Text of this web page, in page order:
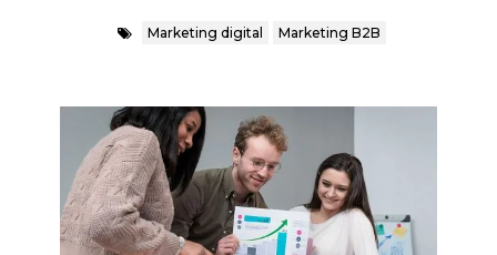
Marketing digital Marketing B2B